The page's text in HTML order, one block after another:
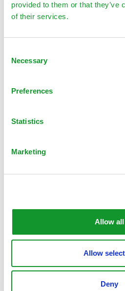
provided to them or that they’ve
of their services.
Selection
Necessary
Preferences
Statistics
Marketing
Allow all
Allow
Deny